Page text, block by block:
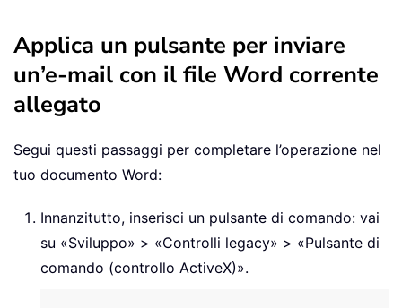
Applica un pulsante per inviare
un’e-mail con il file Word corrente
allegato
Segui questi passaggi per completare l’operazione nel
tuo documento Word:
Innanzitutto, inserisci un pulsante di comando: vai
su «Sviluppo» > «Controlli legacy» > «Pulsante di
comando (controllo ActiveX)».